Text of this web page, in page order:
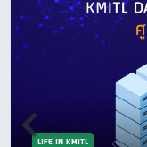
LIFE IN KMITL